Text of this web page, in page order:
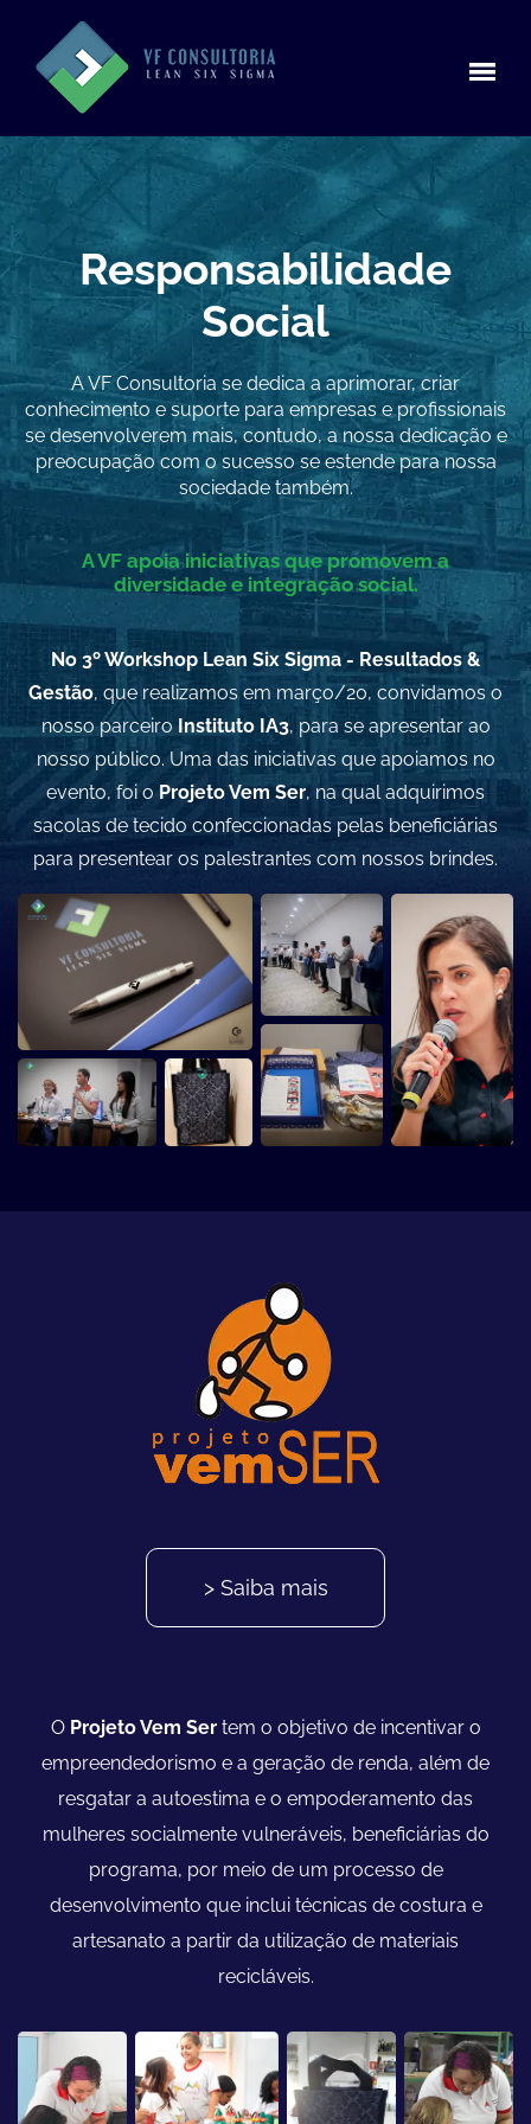
Responsabilidade
Social
A VF Consultoria se dedica a aprimorar, criar
conhecimento e suporte para empresas e profissionais
se desenvolverem mais, contudo, a nossa dedicação e
preocupação com o sucesso se estende para nossa
sociedade também.
A VF apoia iniciativas que promovem a
diversidade e integração social.
No 3º Workshop Lean Six Sigma - Resultados &
Gestão, que realizamos em março/20, convidamos o
nosso parceiro Instituto IA3, para se apresentar ao
nosso público. Uma das iniciativas que apoiamos no
evento, foi oProjeto Vem Ser, na qual adquirimos
sacolas de tecido confeccionadas pelas beneficiárias
para presentear os palestrantes com nossos brindes.
> Saiba mais
O Projeto Vem Sertem o objetivo de incentivar o
empreendedorismo e a geração de renda, além de
resgatar a autoestima e o empoderamento das
mulheres socialmente vulneráveis, beneficiárias do
programa, por meio de um processo de
desenvolvimento que inclui técnicas de costura e
artesanato a partir da utilização de materiais
recicláveis.